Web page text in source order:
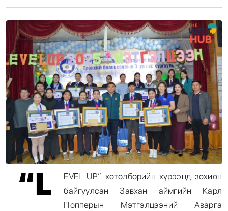
Энтертайнмент
Эрэн Сурвалжилга
“L
EVEL UP” хөтөлбөрийн хүрээнд зохион
байгуулсан Завхан аймгийн Карл
Попперын Мэтгэлцээний Аварга